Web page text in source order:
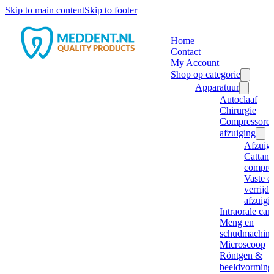
Skip to main contentSkip to footer
Home
Contact
My Account
Shop op categorie
Apparatuur
Autoclaaf
Chirurgie
afzuiging
Cattani
Vaste
Intraorale
Meng en
Microscoop
Röntgen &
beeldvorming